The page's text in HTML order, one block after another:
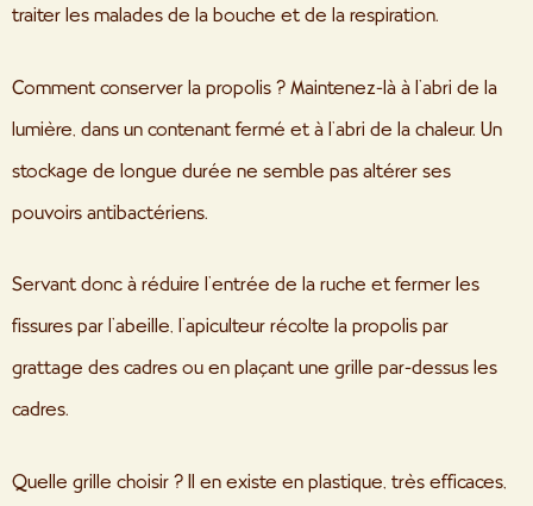
traiter les malades de la bouche et de la respiration.
Comment conserver la propolis ? Maintenez-là à l’abri de la
lumière, dans un contenant fermé et à l’abri de la chaleur. Un
stockage de longue durée ne semble pas altérer ses
pouvoirs antibactériens.
Servant donc à réduire l’entrée de la ruche et fermer les
fissures par l’abeille, l’apiculteur récolte la propolis par
grattage des cadres ou en plaçant une grille par-dessus les
cadres.
Quelle grille choisir ? Il en existe en plastique, très efficaces,